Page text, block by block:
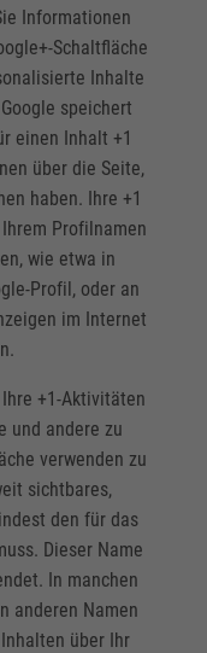
Informationen
Schaltfläche
Inhalte
speichert
einen Inhalt +1
über die Seite,
haben. Ihre +1
Profilnamen
wie etwa in
Profil, oder an
im Internet
+1-Aktivitäten
und andere zu
verwenden zu
sichtbares,
den für das
Dieser Name
In manchen
anderen Namen
über Ihr